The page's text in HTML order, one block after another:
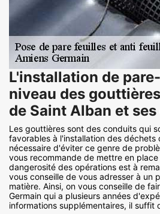
L'installation de
niveau des
de Saint Alban et
Les gouttières sont des conduits qui
favorables à l'installation des déchets
nécessaire d'éviter ce genre de
vous recommande de mettre en
dangerosité des opérations est à
vous conseille de vous adresser à un
matière. Ainsi, on vous conseille de
Germain qui a plusieurs années
informations supplémentaires, il suffit